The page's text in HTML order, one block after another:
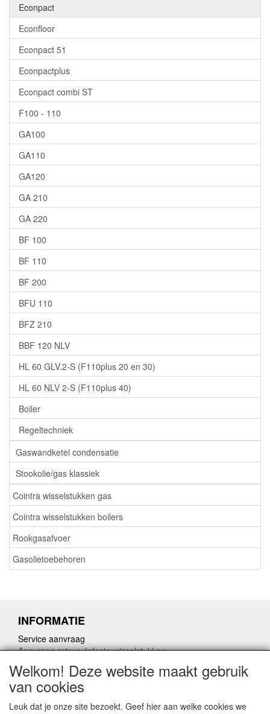
Econpact
Econfloor
Econpact 51
Econpactplus
Econpact combi ST
F100 - 110
GA100
GA110
GA120
GA 210
GA 220
BF 100
BF 110
BF 200
BFU 110
BFZ 210
BBF 120 NLV
HL 60 GLV.2-S (F110plus 20 en 30)
HL 60 NLV 2-S (F110plus 40)
Boiler
Regeltechniek
Gaswandketel condensatie
Stookolie/gas klassiek
Cointra wisselstukken gas
Cointra wisselstukken boilers
Rookgasafvoer
Gasolietoebehoren
INFORMATIE
Service aanvraag
Aanvraag retour defecte wisselstukken
Herroepingslink aanvragen
Welkom! Deze website maakt gebruik
van cookies
Leuk dat je onze site bezoekt. Geef hier aan welke cookies we